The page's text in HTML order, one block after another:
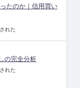
たのか｜信用買い
れた
の完全分析
れた